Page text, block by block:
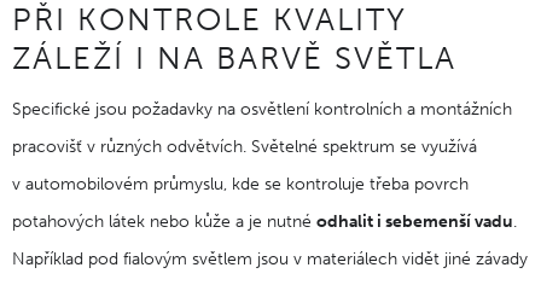
PŘI KONTROLE KVALITY
ZÁLEŽÍ I NA BARVĚ SVĚTLA
Specifické jsou požadavky na osvětlení kontrolních a montážních
pracovišť v různých odvětvích. Světelné spektrum se využívá
v automobilovém průmyslu, kde se kontroluje třeba povrch
potahových látek nebo kůže a je nutné odhalit i sebemenší vadu.
Například pod fialovým světlem jsou v materiálech vidět jiné závady